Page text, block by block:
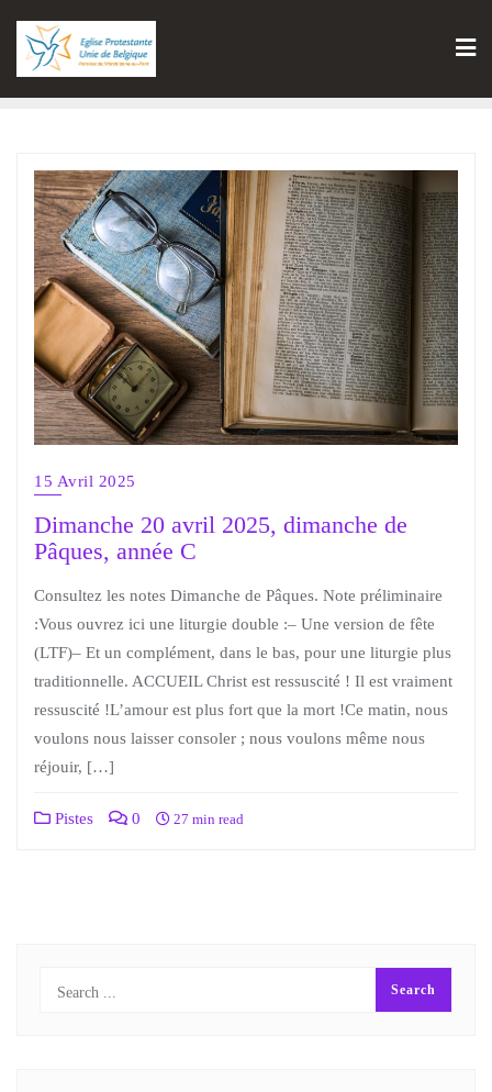
15 Avril 2025
Dimanche 20 avril 2025, dimanche de
Pâques, année C
Consultez les notes Dimanche de Pâques. Note préliminaire
:Vous ouvrez ici une liturgie double :– Une version de fête
(LTF)– Et un complément, dans le bas, pour une liturgie plus
traditionnelle. ACCUEIL Christ est ressuscité ! Il est vraiment
ressuscité !L’amour est plus fort que la mort !Ce matin, nous
voulons nous laisser consoler ; nous voulons même nous
réjouir, […]
Pistes 0 27 min read